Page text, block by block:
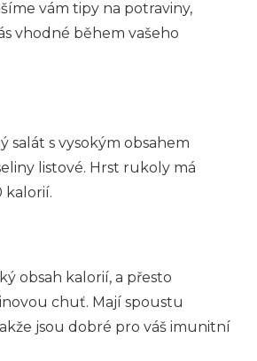
vám tipy na potraviny,
vhodné během vašeho
salát s vysokým obsahem
listové. Hrst rukoly má
kalorií.
obsah kalorií, a přesto
chuť. Mají spoustu
jsou dobré pro váš imunitní